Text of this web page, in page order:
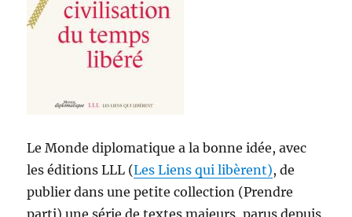
Le Monde diplomatique a la bonne idée, avec
les éditions LLL (Les Liens qui libèrent), de
publier dans une petite collection (Prendre
parti) une série de textes majeurs, parus depuis